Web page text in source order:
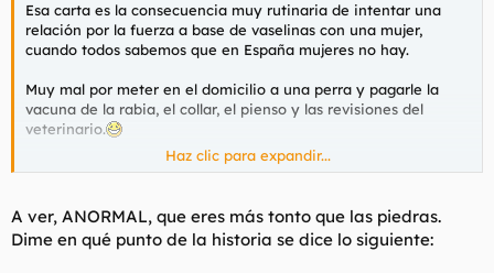
Esa carta es la consecuencia muy rutinaria de intentar una
relación por la fuerza a base de vaselinas con una mujer,
cuando todos sabemos que en España mujeres no hay.
Muy mal por meter en el domicilio a una perra y pagarle la
vacuna de la rabia, el collar, el pienso y las revisiones del
veterinario.
Este señor no tiene base legal para reclamar ahora nada y se
a la madre de la perra y a las compañeras de trabajo de la
perra.
Haz clic para expandir...
A ver, ANORMAL, que eres más tonto que las piedras.
Dime en qué punto de la historia se dice lo siguiente: